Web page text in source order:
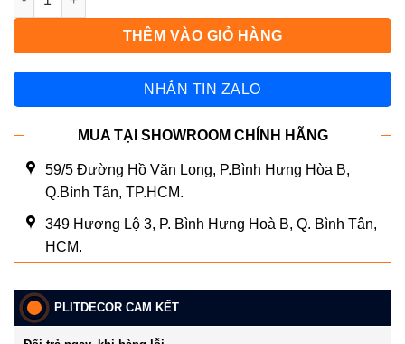
THÊM VÀO GIỎ HÀNG
NHẮN TIN ZALO
MUA TẠI SHOWROOM CHÍNH HÃNG
59/5 Đường Hồ Văn Long, P.Bình Hưng Hòa B,
Q.Bình Tân, TP.HCM.
349 Hương Lộ 3, P. Bình Hưng Hoà B, Q. Bình Tân,
HCM.
PLITDECOR CAM KẾT